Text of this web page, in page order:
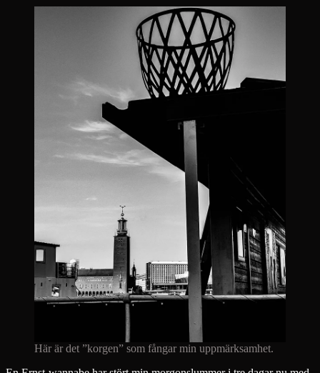
Här är det ”korgen” som fångar min uppmärksamhet.